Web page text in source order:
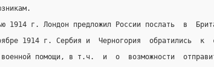
1914 г. Лондон предложил России послать  в
1914 г. Сербия и  Черногория  обратились  к
помощи, в т.ч.  и  о  возможности